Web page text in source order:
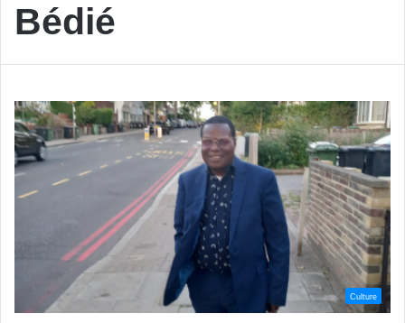
Bédié
Culture